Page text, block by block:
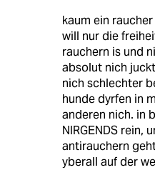
kaum ein
will nur die
rauchern is und
absolut nich
nich schlechter
hunde dyrfen in
anderen nich. in
NIRGENDS rein,
antirauchern
yberall auf der